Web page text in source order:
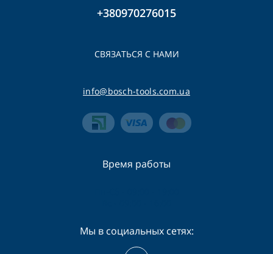
+380970276015
СВЯЗАТЬСЯ С НАМИ
info@bosch-tools.com.ua
Время работы
Мы в социальных сетях: